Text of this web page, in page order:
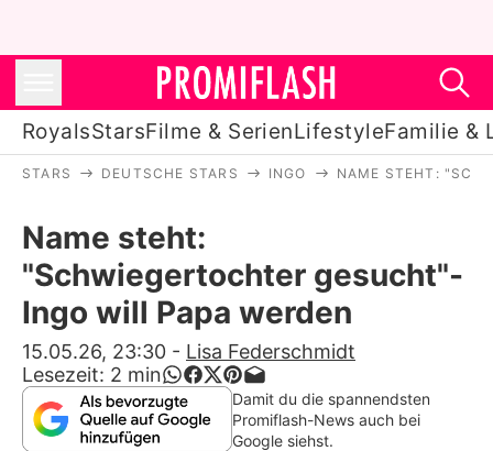
RoyalsStarsFilme & SerienLifestyleFamilie &
Filme & Serien
Lifestyle
Familie & Liebe
Promiflash Exklusiv
STARS DEUTSCHE STARS INGO NAME STEHT:
Name steht:
"Schwiegertochter gesucht"-
Ingo will Papa werden
15.05.26, 23:30 - Lisa Federschmidt
Lesezeit: 2 min
Damit du die spannendsten
Promiflash-News auch bei
Google siehst.